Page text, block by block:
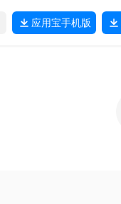
应用宝手机版